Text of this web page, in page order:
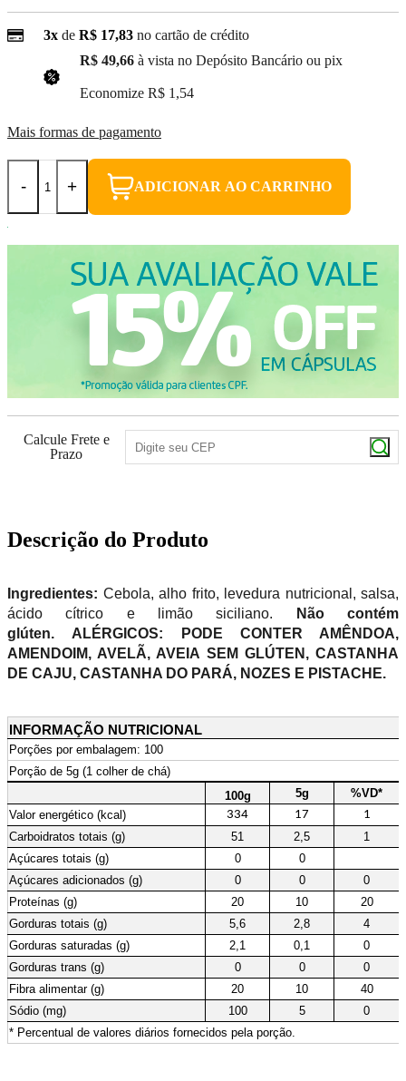
3x de R$ 17,83 no cartão de crédito
R$ 49,66 à vista no Depósito Bancário ou pix
Economize R$ 1,54
Mais formas de pagamento
- + ADICIONAR AO CARRINHO
Calcule Frete e
Prazo
Descrição do Produto
Ingredientes: Cebola, alho frito, levedura nutricional, salsa,
cido cítrico e limão siciliano. Não contém
glúten. ALÉRGICOS: PODE CONTER AMÊNDOA,
AMENDOIM, AVELÃ, AVEIA SEM GLÚTEN, CASTANHA
DE CAJU, CASTANHA DO PARÁ, NOZES E PISTACHE.
INFORMAÇÃO NUTRICIONAL
Porções por embalagem: 100
Porção de 5g (1 colher de chá)
100g
5g
%VD*
Valor energético (kcal)
334 17
1
Carboidratos totais (g)
51 2,5
1
Açúcares totais (g)
0
0
Açúcares adicionados (g)
0 0
0
Proteínas (g)
20 10
20
Gorduras totais (g)
5,6 2,8
4
Gorduras saturadas (g)
2,1 0,1
0
Gorduras trans (g)
0 0
0
Fibra alimentar (g)
20 10
40
Sódio (mg)
100 5
0
* Percentual de valores diários fornecidos pela porção.